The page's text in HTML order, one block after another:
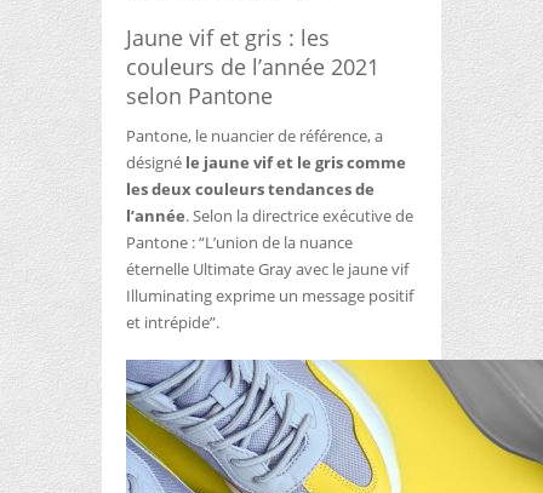
Jaune vif et gris : les
couleurs de l’année 2021
selon Pantone
Pantone, le nuancier de référence, a
désigné le jaune vif et le gris comme
les deux couleurs tendances de
l’année. Selon la directrice exécutive de
Pantone : “L’union de la nuance
éternelle Ultimate Gray avec le jaune vif
Illuminating exprime un message positif
et intrépide”.